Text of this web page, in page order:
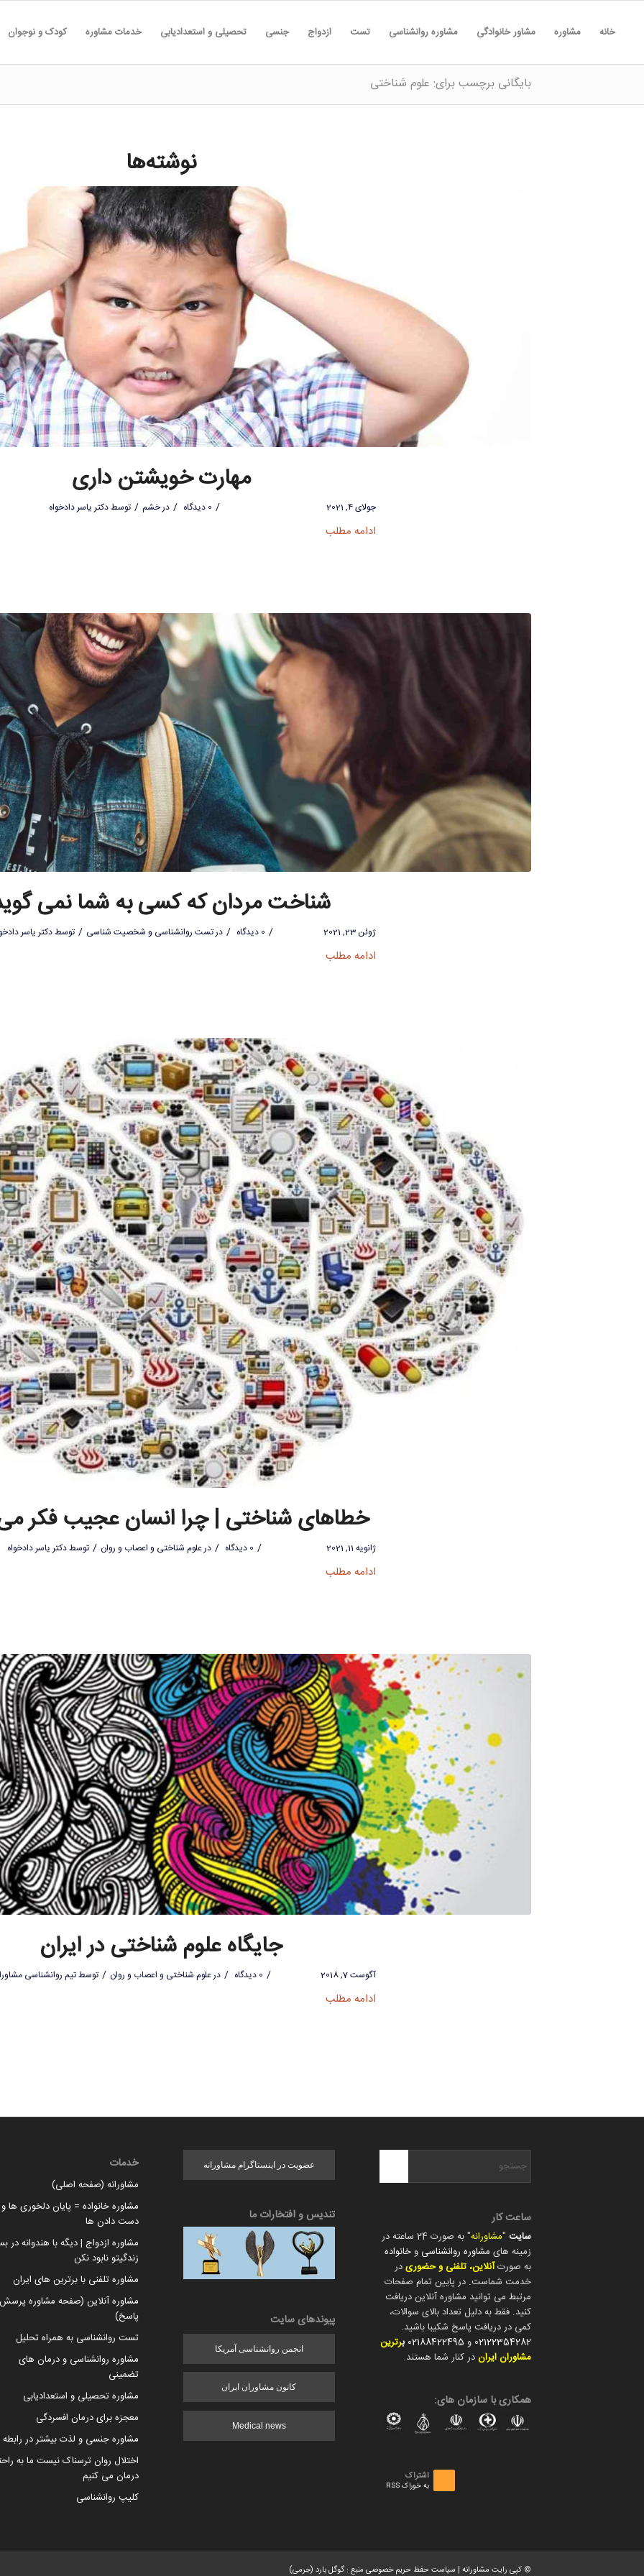
خانه مشاوره مشاور خانوادگی مشاوره روانشناسی تست ازدواج جنسی تحصیلی و استعدادیابی خدمات مشاوره کودک و نوجوان
بایگانی برچسب برای: علوم شناختی
نوشته‌ها
مهارت خویشتن داری
جولای 4, 2021 / 0 دیدگاه / درخشم / توسطدکتر یاسر دادخواه
ادامه مطلب
شناخت مردان که کسی به شما نمی
ژوئن 23, 2021 / 0 دیدگاه / درتست روانشناسی و شخصیت شناسی / توسطدکتر یاسر
ادامه مطلب
خطاهای شناختی | چرا انسان عجیب فکر
ژانویه 11, 2021 / 0 دیدگاه / درعلوم شناختی و اعصاب و روان / توسطدکتر یاسر دادخواه
ادامه مطلب
جایگاه علوم شناختی در ایران
آگوست 7, 2018 / 0 دیدگاه / درعلوم شناختی و اعصاب و روان / توسطتیم روانشناسی
ادامه مطلب
ساعت کار
سایت "مشاورانه
" به صورت 24 ساعته در
زمینه های مشاوره روانشناسی و خانواده
به صورتآنلاین، تلفنی و حضوریدر
خدمت شماست. در پایین تمام صفحات
مرتبط می توانید مشاوره آنلاین دریافت
کنید. فقط به دلیل تعداد بالای سوالات،
کمی در دریافت پاسخ شکیبا باشید.
02122354282 و 02188422495 برترین
مشاوران ایراندر کنار شما هستند.
همکاری با سازمان های:
اشتراک
به خوراک RSS
عضویت در اینستاگرام مشاورانه
تندیس و افتخارات ما
پیوندهای سایت
انجمن روانشناسی آمریکا
کانون مشاوران ایران
Medical news
خدمات
مشاورانه (صفحه اصلی)
مشاوره خانواده = پایان دلخوری ها و
دست دادن ها
مشاوره ازدواج | دیگه با هندوانه در
زندگیتو نابود نکن
مشاوره تلفنی با برترین های ایران
مشاوره آنلاین (صفحه مشاوره
پاسخ)
تست روانشناسی به همراه تحلیل
مشاوره روانشناسی و درمان های
تضمینی
مشاوره تحصیلی و استعدادیابی
معجزه برای درمان افسردگی
مشاوره جنسی و لذت بیشتر در رابطه
اختلال روان ترسناک نیست ما به
درمان می کنیم
کلیپ روانشناسی
© کپی رایت مشاورانه | سیاست حفظ حریم خصوصی منبع :گوگل بارد (جرمی)